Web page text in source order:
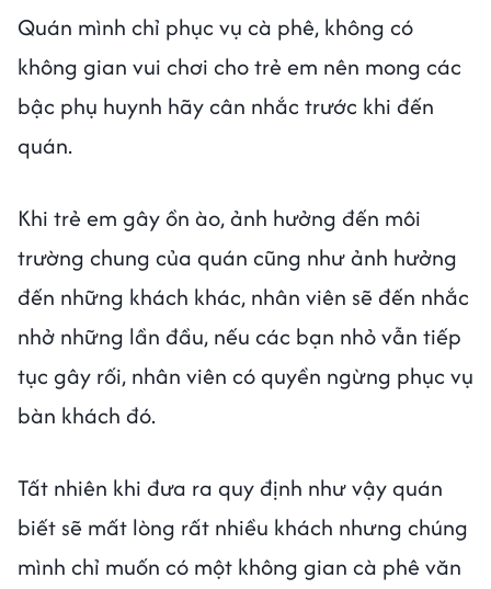
Quán mình chỉ phục vụ cà phê, không có
không gian vui chơi cho trẻ em nên mong các
bậc phụ huynh hãy cân nhắc trước khi đến
quán.
Khi trẻ em gây ồn ào, ảnh hưởng đến môi
trường chung của quán cũng như ảnh hưởng
đến những khách khác, nhân viên sẽ đến nhắc
nhở những lần đầu, nếu các bạn nhỏ vẫn tiếp
tục gây rối, nhân viên có quyền ngừng phục vụ
bàn khách đó.
Tất nhiên khi đưa ra quy định như vậy quán
biết sẽ mất lòng rất nhiều khách nhưng chúng
mình chỉ muốn có một không gian cà phê văn